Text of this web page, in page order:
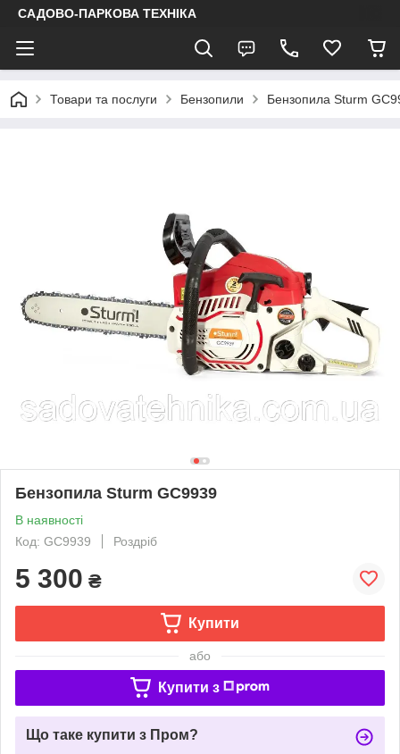
САДОВО-ПАРКОВА ТЕХНІКА
Товари та послуги Бензопили Бензопила Sturm
Бензопила Sturm GC9939
В наявності
Код: GC9939
Роздріб
5 300 ₴
Купити
або
Купити з
Що таке купити з Пром?